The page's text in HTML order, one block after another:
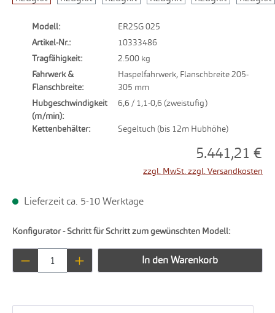
Modell:
ER2SG 025
Artikel-Nr.:
10333486
Tragfähigkeit:
2.500 kg
Fahrwerk &
Flanschbreite:
Haspelfahrwerk, Flanschbreite 205-
305 mm
Hubgeschwindigkeit
(m/min):
6,6 / 1,1-0,6 (zweistufig)
Kettenbehälter: Segeltuch (bis 12m Hubhöhe)
5.441,21 €
zzgl. MwSt. zzgl. Versandkosten
Lieferzeit ca. 5-10 Werktage
Konfigurator - Schritt für Schritt zum gewünschten Modell:
Produkt Anzahl: Gib den gewünschten
In den Warenkorb